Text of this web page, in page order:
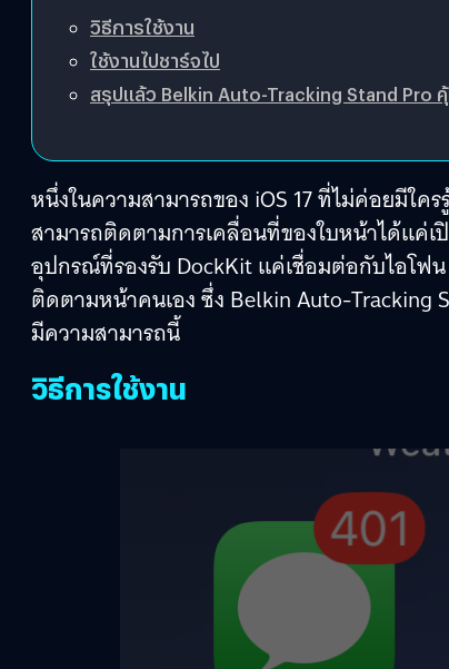
วิธีการใช้งาน
ใช้งานไปชาร์จไป
สรุปแล้ว Belkin Auto-Tracking Stand Pro
หนึ่งในความสามารถของ iOS 17 ที่ไม่ค่อยมีใ
สามารถติดตามการเคลื่อนที่ของใบหน้าได้แค่
อุปกรณ์ที่รองรับ DockKit แค่เชื่อมต่อกับไอโฟ
ติดตามหน้าคนเอง ซึ่ง Belkin Auto-Tracking
มีความสามารถนี้
วิธีการใช้งาน